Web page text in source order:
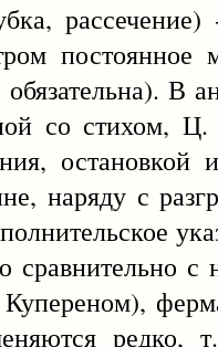
В
со стихом, Ц.
наряду с
сравнительно
редко,